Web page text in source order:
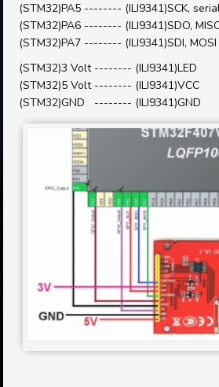
(STM32)PA5 -------- (ILI9341)SCK,
(STM32)PA6 -------- (ILI9341)SDO,
(STM32)PA7 -------- (ILI9341)SDI, MOSI
(STM32)3 Volt -------- (ILI9341)LED
(STM32)5 Volt -------- (ILI9341)VCC
(STM32)GND -------- (ILI9341)GND